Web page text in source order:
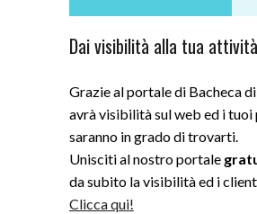
Dai visibilità alla tua attività
Grazie al portale di Bacheca
avrà visibilità sul web ed i
saranno in grado di trovarti.
Unisciti al nostro portale
da subito la visibilità ed i
Clicca qui!